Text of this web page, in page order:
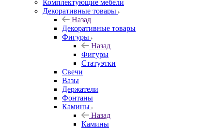
Комплектующие мебели
Декоративные товары
Назад
Декоративные товары
Фигуры
Назад
Фигуры
Статуэтки
Свечи
Вазы
Держатели
Фонтаны
Камины
Назад
Камины